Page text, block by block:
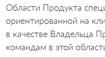
Области Продукта
ориентированной на
в качестве Владельца
командам в этой